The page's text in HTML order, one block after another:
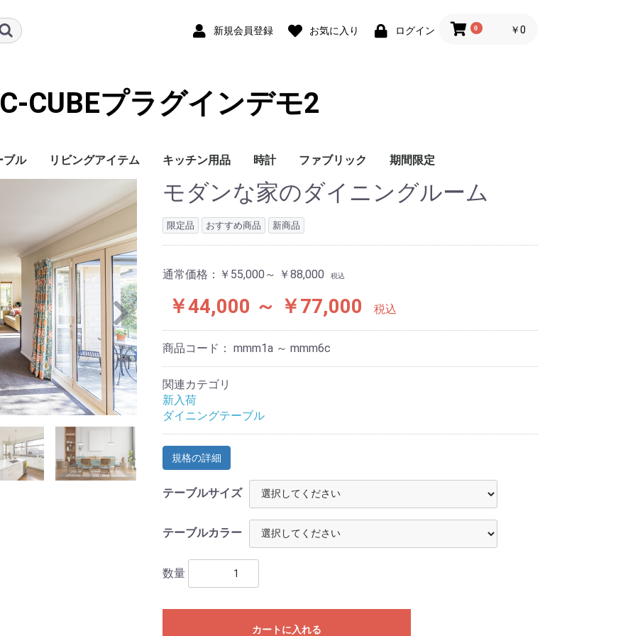
新規会員登録 お気に入り ログイン 0 ￥0
CUBEプラグインデモ2
ブル リビングアイテム キッチン用品
鍋・フライパン
キッチンツール 包丁・ナイフ
まな板・カッティング
時計
置き時計
掛け時計
目覚まし時計
タイマー
ファブリック 期間限定
モダンな家のダイニングルーム
限定品 おすすめ商品 新商品
通常価格： ￥55,000～ ￥88,000 税込
￥44,000 ～ ￥77,000 税込
商品コード： mmm1a ～ mmm6c
関連カテゴリ
新入荷
ダイニングテーブル
規格の詳細
テーブルサイズ
テーブルカラー
数量
カートに入れる